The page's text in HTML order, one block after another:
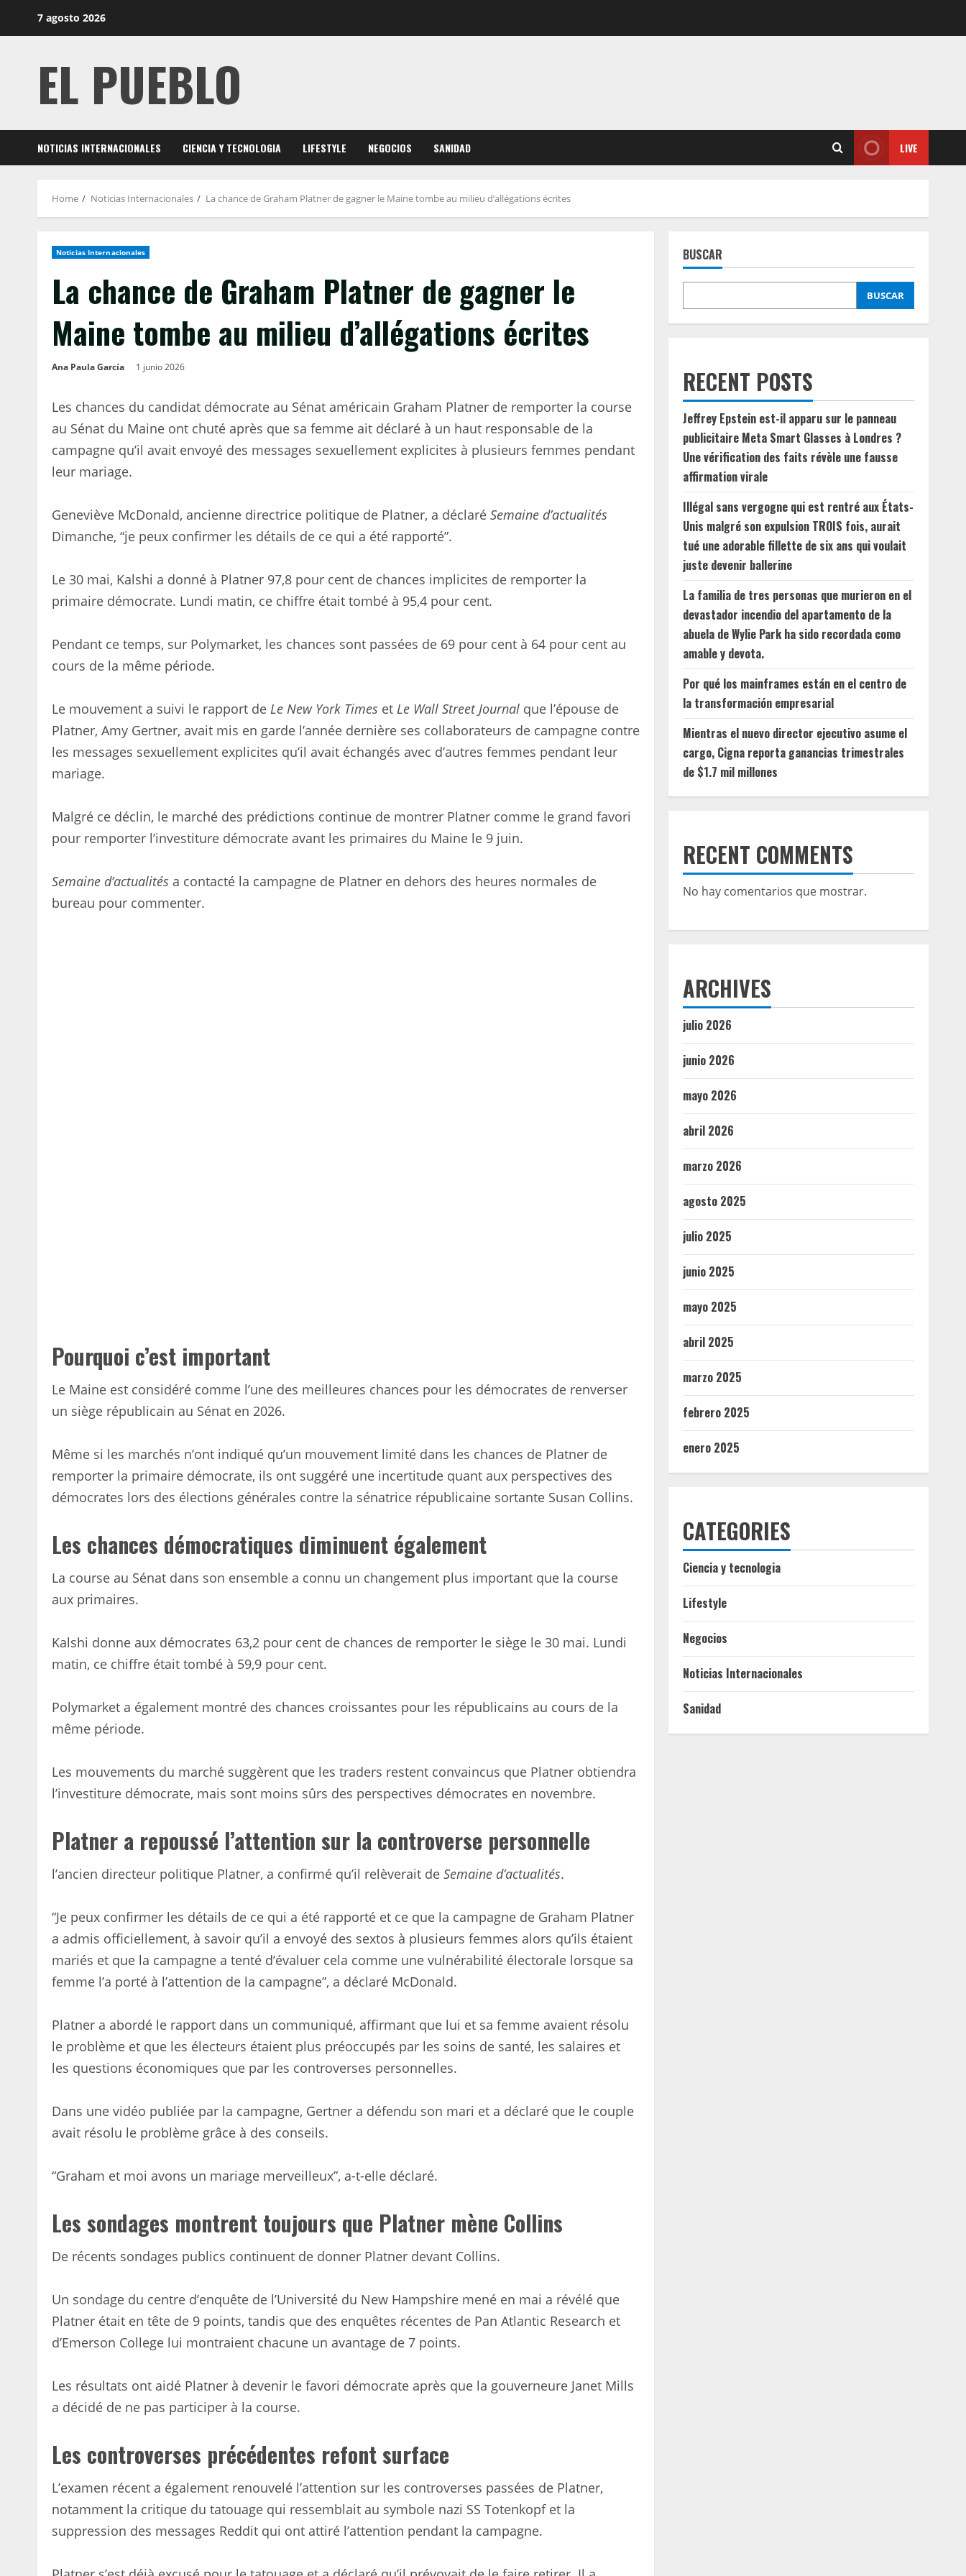
7 agosto 2026
EL PUEBLO
NOTICIAS INTERNACIONALES CIENCIA Y TECNOLOGIA LIFESTYLE NEGOCIOS SANIDAD LIVE
Home Noticias Internacionales La chance de Graham Platner de gagner le Maine tombe au milieu d’allégations écrites
Noticias Internacionales
La chance de Graham Platner de gagner le
Maine tombe au milieu d’allégations écrites
Ana Paula García 1 junio 2026
Les chances du candidat démocrate au Sénat américain Graham Platner de remporter la course
au Sénat du Maine ont chuté après que sa femme ait déclaré à un haut responsable de la
campagne qu’il avait envoyé des messages sexuellement explicites à plusieurs femmes pendant
leur mariage.
Geneviève McDonald, ancienne directrice politique de Platner, a déclaré Semaine d’actualités
Dimanche, “je peux confirmer les détails de ce qui a été rapporté”.
Le 30 mai, Kalshi a donné à Platner 97,8 pour cent de chances implicites de remporter la
primaire démocrate. Lundi matin, ce chiffre était tombé à 95,4 pour cent.
Pendant ce temps, sur Polymarket, les chances sont passées de 69 pour cent à 64 pour cent au
cours de la même période.
Le mouvement a suivi le rapport de Le New York Times et Le Wall Street Journal que l’épouse de
Platner, Amy Gertner, avait mis en garde l’année dernière ses collaborateurs de campagne contre
les messages sexuellement explicites qu’il avait échangés avec d’autres femmes pendant leur
mariage.
Malgré ce déclin, le marché des prédictions continue de montrer Platner comme le grand favori
pour remporter l’investiture démocrate avant les primaires du Maine le 9 juin.
Semaine d’actualités a contacté la campagne de Platner en dehors des heures normales de
bureau pour commenter.
Pourquoi c’est important
Le Maine est considéré comme l’une des meilleures chances pour les démocrates de renverser
un siège républicain au Sénat en 2026.
Même si les marchés n’ont indiqué qu’un mouvement limité dans les chances de Platner de
remporter la primaire démocrate, ils ont suggéré une incertitude quant aux perspectives des
démocrates lors des élections générales contre la sénatrice républicaine sortante Susan Collins.
Les chances démocratiques diminuent également
La course au Sénat dans son ensemble a connu un changement plus important que la course
aux primaires.
Kalshi donne aux démocrates 63,2 pour cent de chances de remporter le siège le 30 mai. Lundi
matin, ce chiffre était tombé à 59,9 pour cent.
Polymarket a également montré des chances croissantes pour les républicains au cours de la
même période.
Les mouvements du marché suggèrent que les traders restent convaincus que Platner obtiendra
l’investiture démocrate, mais sont moins sûrs des perspectives démocrates en novembre.
Platner a repoussé l’attention sur la controverse personnelle
l’ancien directeur politique Platner, a confirmé qu’il relèverait de Semaine d’actualités.
“Je peux confirmer les détails de ce qui a été rapporté et ce que la campagne de Graham Platner
a admis officiellement, à savoir qu’il a envoyé des sextos à plusieurs femmes alors qu’ils étaient
mariés et que la campagne a tenté d’évaluer cela comme une vulnérabilité électorale lorsque sa
femme l’a porté à l’attention de la campagne”, a déclaré McDonald.
Platner a abordé le rapport dans un communiqué, affirmant que lui et sa femme avaient résolu
le problème et que les électeurs étaient plus préoccupés par les soins de santé, les salaires et
les questions économiques que par les controverses personnelles.
Dans une vidéo publiée par la campagne, Gertner a défendu son mari et a déclaré que le couple
avait résolu le problème grâce à des conseils.
“Graham et moi avons un mariage merveilleux”, a-t-elle déclaré.
Les sondages montrent toujours que Platner mène Collins
De récents sondages publics continuent de donner Platner devant Collins.
Un sondage du centre d’enquête de l’Université du New Hampshire mené en mai a révélé que
Platner était en tête de 9 points, tandis que des enquêtes récentes de Pan Atlantic Research et
d’Emerson College lui montraient chacune un avantage de 7 points.
Les résultats ont aidé Platner à devenir le favori démocrate après que la gouverneure Janet Mills
a décidé de ne pas participer à la course.
Les controverses précédentes refont surface
L’examen récent a également renouvelé l’attention sur les controverses passées de Platner,
notamment la critique du tatouage qui ressemblait au symbole nazi SS Totenkopf et la
suppression des messages Reddit qui ont attiré l’attention pendant la campagne.
BUSCAR
BUSCAR
RECENT POSTS
Jeffrey Epstein est-il apparu sur le panneau
publicitaire Meta Smart Glasses à Londres ?
Une vérification des faits révèle une fausse
affirmation virale
Illégal sans vergogne qui est rentré aux États-
Unis malgré son expulsion TROIS fois, aurait
tué une adorable fillette de six ans qui voulait
juste devenir ballerine
La familia de tres personas que murieron en el
devastador incendio del apartamento de la
abuela de Wylie Park ha sido recordada como
amable y devota.
Por qué los mainframes están en el centro de
la transformación empresarial
Mientras el nuevo director ejecutivo asume el
cargo, Cigna reporta ganancias trimestrales
de $1.7 mil millones
RECENT COMMENTS
No hay comentarios que mostrar.
ARCHIVES
julio 2026
junio 2026
mayo 2026
abril 2026
marzo 2026
agosto 2025
julio 2025
junio 2025
mayo 2025
abril 2025
marzo 2025
febrero 2025
enero 2025
CATEGORIES
Ciencia y tecnologia
Lifestyle
Negocios
Noticias Internacionales
Sanidad